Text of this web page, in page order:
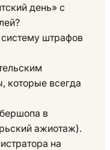
день» с
штрафов
которые всегда
в
ажиотаж).
на